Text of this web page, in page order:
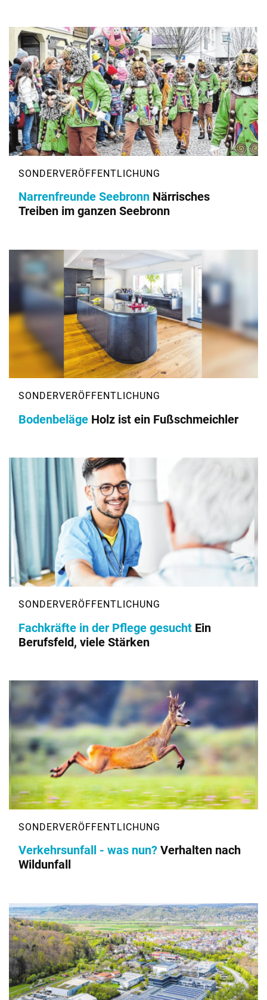
Narrenfreunde Seebronn Närrisches
Treiben im ganzen Seebronn
Bodenbeläge Holz ist ein Fußschmeichler
Fachkräfte in der Pflege gesucht Ein
Berufsfeld, viele Stärken
Verkehrsunfall - was nun? Verhalten nach
Wildunfall